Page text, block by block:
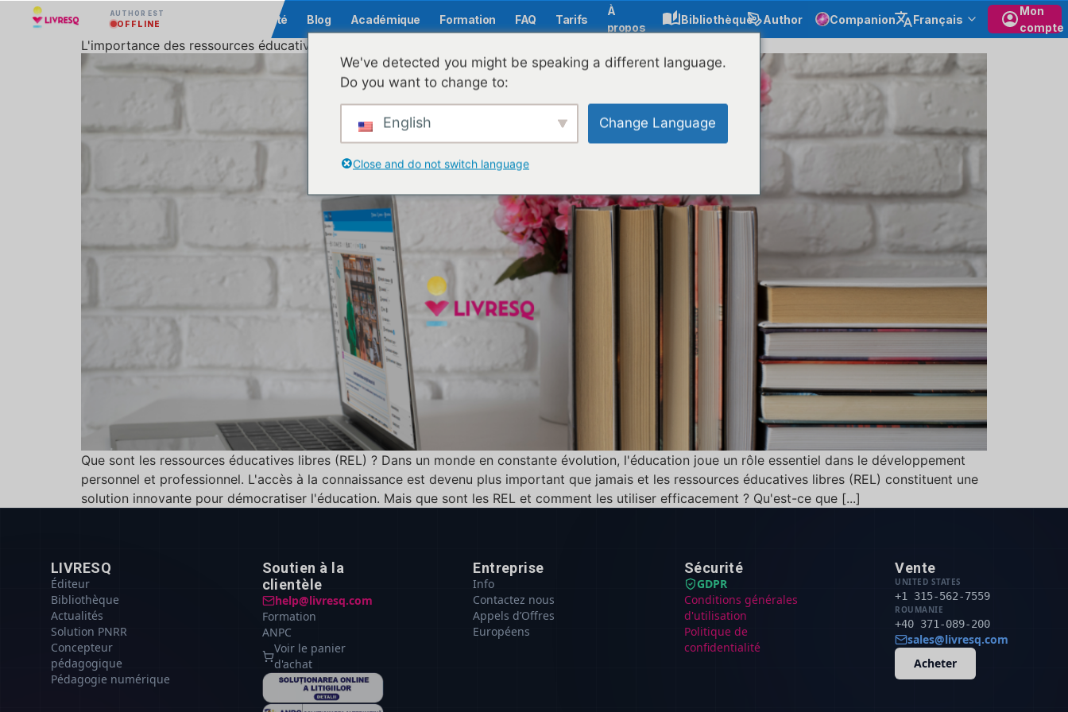
AUTHOR EST
OFFLINE Communauté Blog Académique Formation FAQ Tarifs
À
propos
Bibliothèque Author Companion Français
Mon
compte
L'importance des ressources éducatives libres (REL) et leur utilisation efficace
Que sont les ressources éducatives libres (REL) ? Dans un monde en constante évolution, l'éducation joue un rôle essentiel dans le développement
personnel et professionnel. L'accès à la connaissance est devenu plus important que jamais et les ressources éducatives libres (REL) constituent une
solution innovante pour démocratiser l'éducation. Mais que sont les REL et comment les utiliser efficacement ? Qu'est-ce que [...]
LIVRESQ
Éditeur
Bibliothèque
Actualités
Solution PNRR
Concepteur
pédagogique
Pédagogie numérique
Soutien à la
clientèle
help@livresq.com
Formation
ANPC
Voir le panier
d'achat
Entreprise
Info
Contactez nous
Appels d’Offres
Européens
Sécurité
GDPR
Conditions générales
d'utilisation
Politique de
confidentialité
Vente
UNITED STATES
+1 315-562-7559
ROUMANIE
+40 371-089-200
sales@livresq.com
Acheter
We've detected you might be speaking a different language.
Do you want to change to:
English Change Language
Close and do not switch language